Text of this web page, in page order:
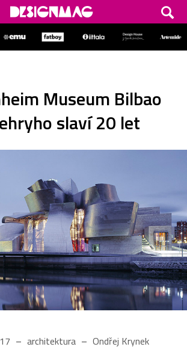
Museum Bilbao
slaví 20 let
architektura Ondřej Krynek